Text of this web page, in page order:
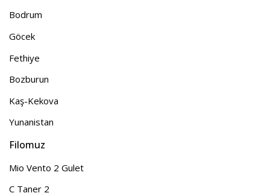
Bodrum
Göcek
Fethiye
Bozburun
Kaş-Kekova
Yunanistan
Filomuz
Mio Vento 2 Gulet
C Taner 2